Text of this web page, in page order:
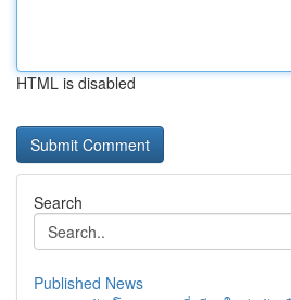
HTML is disabled
Search
Published News